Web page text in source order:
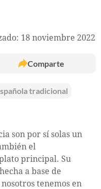
18 noviembre 2022
Comparte
tradicional
son por sí solas un
el
principal. Su
a base de
tenemos en